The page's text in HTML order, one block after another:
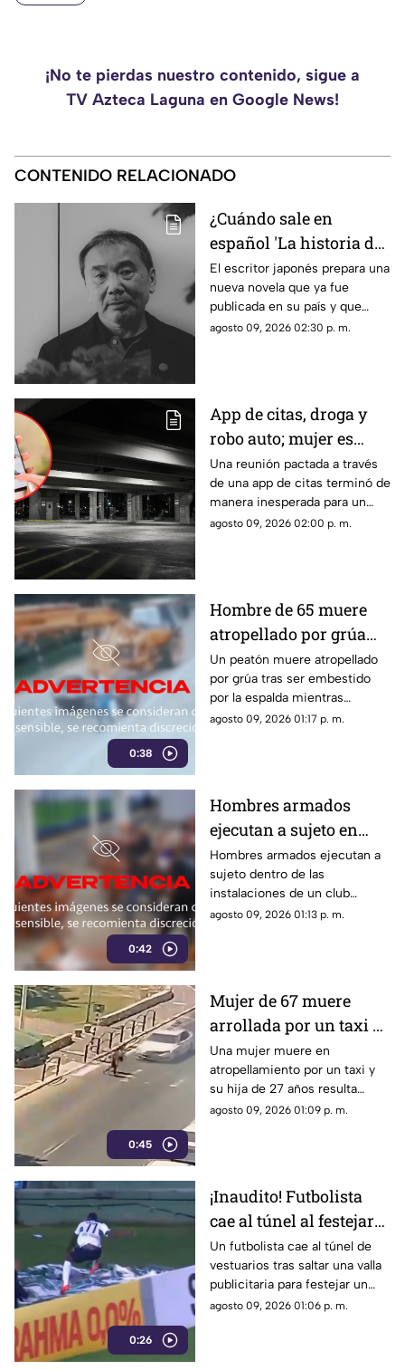
¡No te pierdas nuestro contenido, sigue a
TV Azteca Laguna en Google News!
CONTENIDO RELACIONADO
¿Cuándo sale en
español 'La historia de
Kaho', la nueva novela
de Haruki Murakami?
El escritor japonés prepara una
nueva novela que ya fue
publicada en su país y que
apunta a llegar a los lectores
agosto 09, 2026 02:30 p. m.
App de citas, droga y
robo auto; mujer es
vinculada a proceso
por asalto tras
encuentro en hotel
Una reunión pactada a través
de una app de citas terminó de
manera inesperada para un
hombre, quien al recuperar el
agosto 09, 2026 02:00 p. m.
0:38
Hombre de 65 muere
atropellado por grúa
tras ser embestido |
VIDEO
Un peatón muere atropellado
por grúa tras ser embestido
por la espalda mientras
caminaba. El hombre de 65
agosto 09, 2026 01:17 p. m.
0:42
Hombres armados
ejecutan a sujeto en
club de fútbol | VIDEO
Hombres armados ejecutan a
sujeto dentro de las
instalaciones de un club
deportivo. Los agresores
agosto 09, 2026 01:13 p. m.
0:45
Mujer de 67 muere
arrollada por un taxi y
su hija de 27 queda
herida | VIDEO
Una mujer muere en
atropellamiento por un taxi y
su hija de 27 años resulta
herida. Conoce los detalles de
agosto 09, 2026 01:09 p. m.
0:26
¡Inaudito! Futbolista
cae al túnel al festejar
un gol | VIDEO
Un futbolista cae al túnel de
vestuarios tras saltar una valla
publicitaria para festejar un
gol. La anotación fue anulada y
agosto 09, 2026 01:06 p. m.